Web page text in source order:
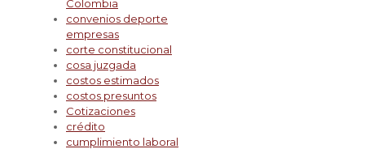
Colombia
convenios deporte
empresas
corte constitucional
cosa juzgada
costos estimados
costos presuntos
Cotizaciones
crédito
cumplimiento laboral